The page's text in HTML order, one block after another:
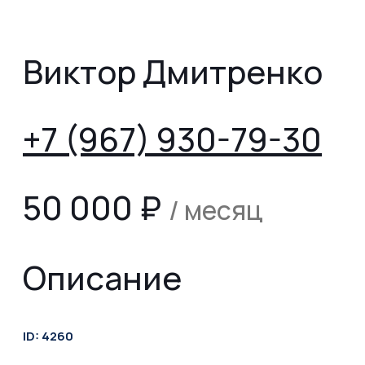
Виктор Дмитренко
+7 (967) 930-79-30
50 000 ₽ / месяц
Описание
ID: 4260